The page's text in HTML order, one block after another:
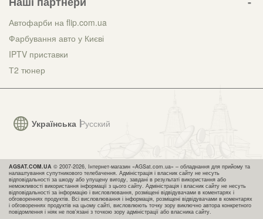
Українська Русский
Автофарби на flip.com.ua
Фарбування авто у Києві
IPTV приставки
Т2 тюнер
AGSAT.COM.UA © 2007-2026, Інтернет-магазин «AGSat.com.ua» – обладнання для прийому та
налаштування супутникового телебачення. Адміністрація і власник сайту не несуть
відповідальності за шкоду або упущену вигоду, завдані в результаті використання або
неможливості використання інформації з цього сайту. Адміністрація і власник сайту не несуть
відповідальності за інформацію і висловлювання, розміщені відвідувачами в коментарях і
обговореннях продуктів. Всі висловлювання і інформація, розміщені відвідувачами в коментарях
і обговореннях продуктів на цьому сайті, висловлюють точку зору виключно автора конкретного
повідомлення і ніяк не пов'язані з точкою зору адміністрації або власника сайту.